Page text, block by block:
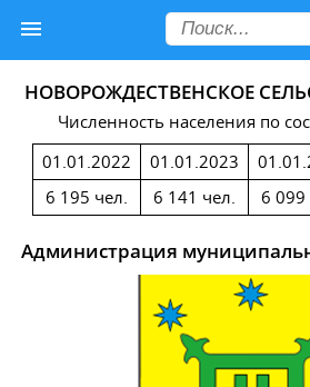
НОВОРОЖДЕСТВЕНСКОЕ
Численность населения по
01.01.2022
6 195 чел.
01.01.2023
6 141 чел.
6 099
Администрация